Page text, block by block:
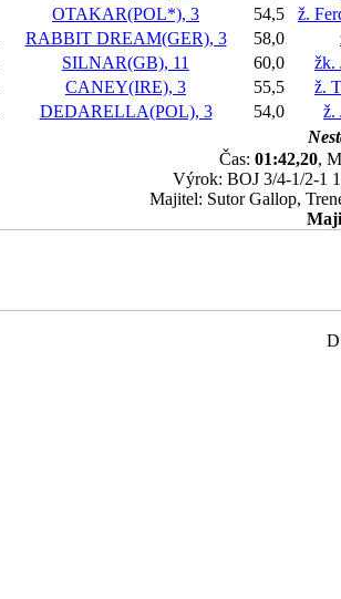
OTAKAR(POL*), 3 54,5
ž.
RABBIT DREAM(GER), 3 58,0
SILNAR(GB), 11 60,0
žk.
CANEY(IRE), 3 55,5
ž.
DEDARELLA(POL), 3 54,0
ž.
Čas: 01:42,20,
Výrok: BOJ 3/4-1/2-1
Majitel: Sutor Gallop,